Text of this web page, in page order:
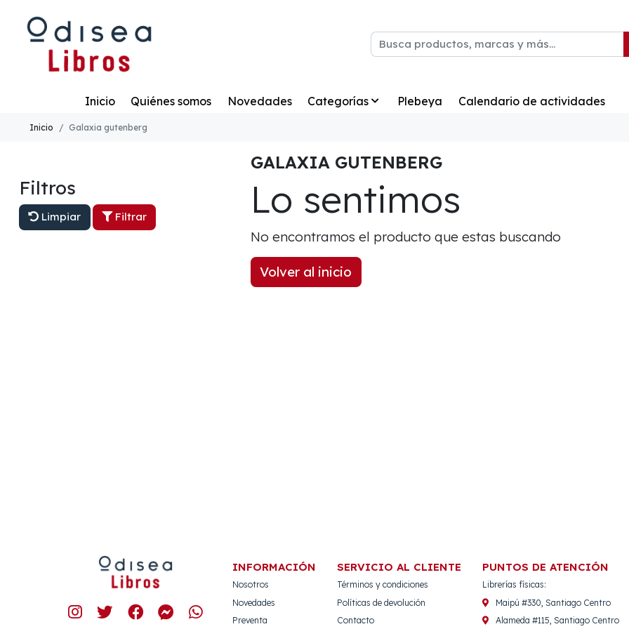
Inicio Quiénes somos Novedades Categorías Plebeya Calendario de actividades
Inicio Galaxia gutenberg
GALAXIA GUTENBERG
Filtros
Limpiar Filtrar Lo sentimos
No encontramos el producto que estas buscando
Volver al inicio
INFORMACIÓN
Nosotros
Novedades
Preventa
SERVICIO AL CLIENTE
Términos y condiciones
Políticas de devolución
Contacto
PUNTOS DE ATENCIÓN
Librerías físicas:
Maipú #330, Santiago Centro
Alameda #115, Santiago Centro